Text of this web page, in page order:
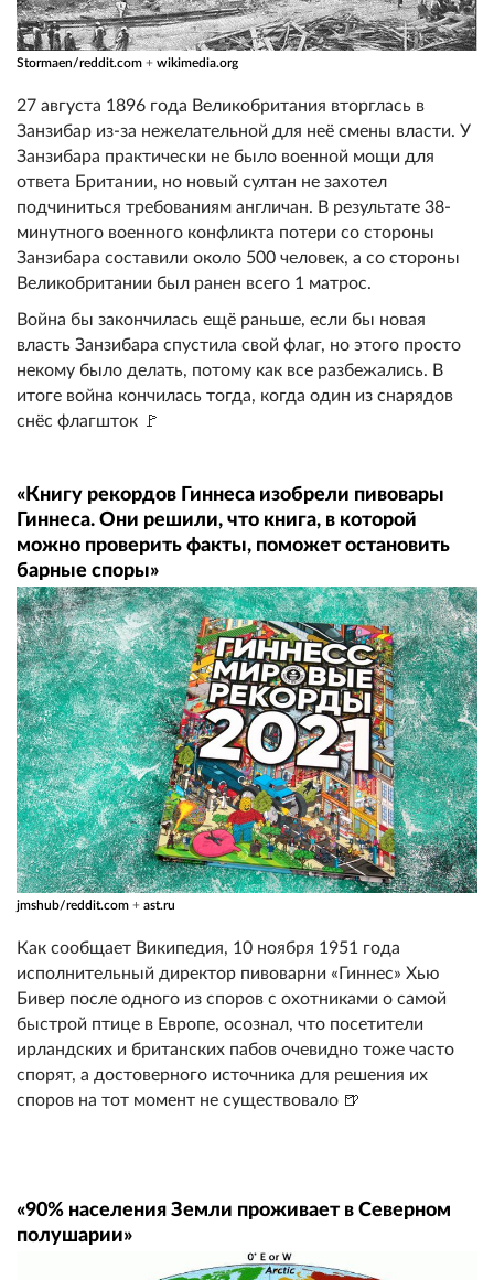
Stormaen/reddit.com + wikimedia.org
27 августа 1896 года Великобритания вторглась в
Занзибар из-за нежелательной для неё смены власти. У
Занзибара практически не было военной мощи для
ответа Британии, но новый султан не захотел
подчиниться требованиям англичан. В результате 38-
минутного военного конфликта потери со стороны
Занзибара составили около 500 человек, а со стороны
Великобритании был ранен всего 1 матрос.
Война бы закончилась ещё раньше, если бы новая
власть Занзибара спустила свой флаг, но этого просто
некому было делать, потому как все разбежались. В
итоге война кончилась тогда, когда один из снарядов
снёс флагшток 🚩
«Книгу рекордов Гиннеса изобрели пивовары
Гиннеса. Они решили, что книга, в которой
можно проверить факты, поможет остановить
барные споры»
jmshub/reddit.com + ast.ru
Как сообщает Википедия, 10 ноября 1951 года
исполнительный директор пивоварни «Гиннес» Хью
Бивер после одного из споров с охотниками о самой
быстрой птице в Европе, осознал, что посетители
ирландских и британских пабов очевидно тоже часто
спорят, а достоверного источника для решения их
споров на тот момент не существовало 🍺
«90% населения Земли проживает в Северном
полушарии»